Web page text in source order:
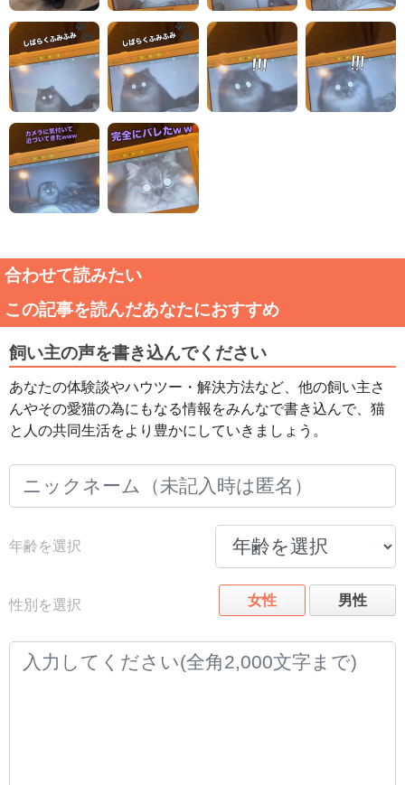
合わせて読みたい
この記事を読んだあなたにおすすめ
飼い主の声を書き込んでください
あなたの体験談やハウツー・解決方法など、他の飼い主さ
んやその愛猫の為にもなる情報をみんなで書き込んで、猫
と人の共同生活をより豊かにしていきましょう。
年齢を選択
性別を選択 女性 男性